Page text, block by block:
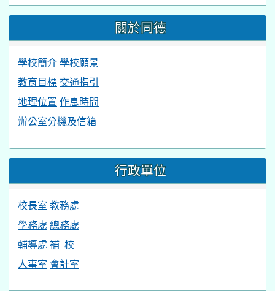
關於同德
學校簡介學校願景
教育目標 交通指引
地理位置 作息時間
辦公室分機及信箱
行政單位
校長室 教務處
學務處 總務處
輔導處 補 校
人事室 會計室